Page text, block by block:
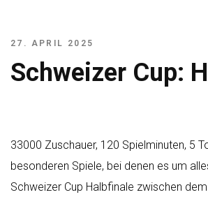
27. APRIL 2025
Schweizer Cup:
33000 Zuschauer, 120 Spielminuten, 5
besonderen Spiele, bei denen es um
Schweizer Cup Halbfinale zwischen dem